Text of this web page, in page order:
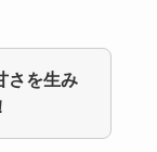
さを生み